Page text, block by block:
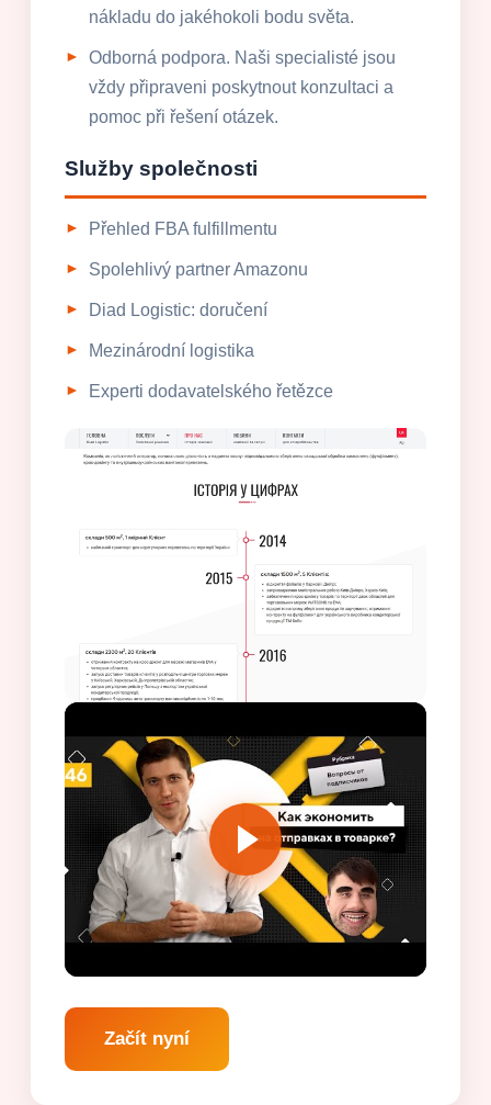
nákladu do jakéhokoli bodu světa.
Odborná podpora. Naši specialisté jsou
vždy připraveni poskytnout konzultaci a
pomoc při řešení otázek.
Služby společnosti
Přehled FBA fulfillmentu
Spolehlivý partner Amazonu
Diad Logistic: doručení
Mezinárodní logistika
Experti dodavatelského řetězce
Začít nyní